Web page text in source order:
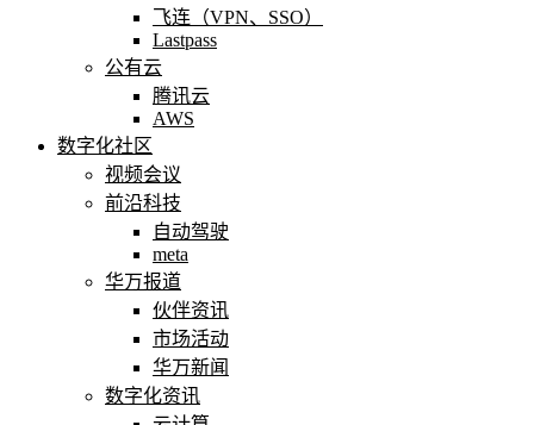
飞连（VPN、SSO）
Lastpass
公有云
腾讯云
AWS
数字化社区
视频会议
前沿科技
自动驾驶
meta
华万报道
伙伴资讯
市场活动
华万新闻
数字化资讯